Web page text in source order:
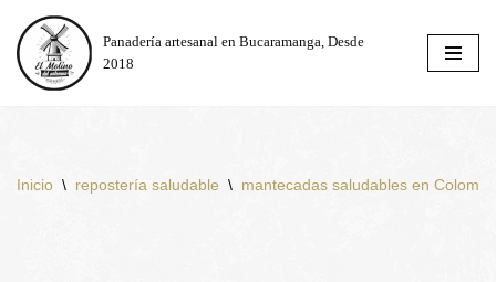
Saltar
al
Panadería artesanal en Bucaramanga, Desde
2018
Inicio \ repostería saludable \ mantecadas saludables en